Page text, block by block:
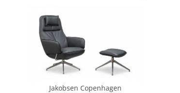
Jakobsen Copenhagen